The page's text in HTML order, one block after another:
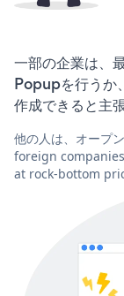
一部の企業は、
Popupを行う
作成できると主
他の人は、オープ
foreign
at rock-bottom